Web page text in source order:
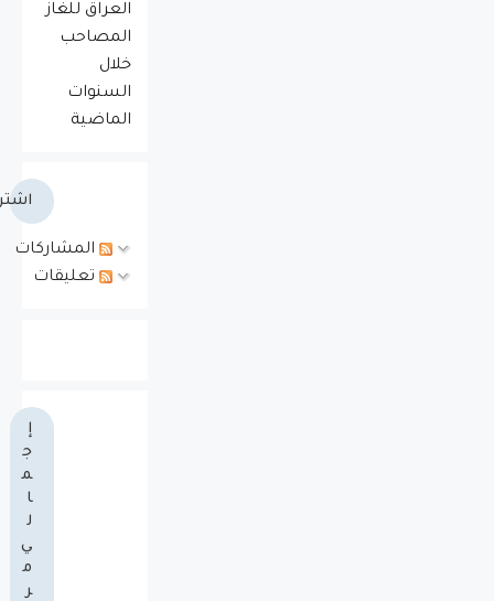
العراق للغاز
المصاحب
خلال
السنوات
الماضية
المشاركات
تعليقات
إ
ج
م
ا
ل
ي
م
ر